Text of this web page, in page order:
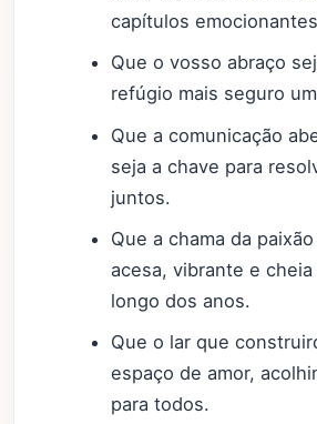
capítulos
Que o vosso abraço
refúgio mais seguro
Que a comunicação
seja a chave para
juntos.
Que a chama da
acesa, vibrante e
longo dos anos.
Que o lar que
espaço de amor,
para todos.